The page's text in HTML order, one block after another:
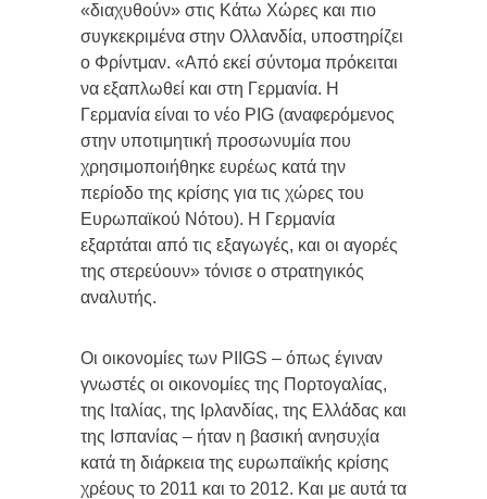
«διαχυθούν» στις Κάτω Χώρες και πιο
συγκεκριμένα στην Ολλανδία, υποστηρίζει
ο Φρίντμαν. «Από εκεί σύντομα πρόκειται
να εξαπλωθεί και στη Γερμανία. Η
Γερμανία είναι το νέο PIG (αναφερόμενος
στην υποτιμητική προσωνυμία που
χρησιμοποιήθηκε ευρέως κατά την
περίοδο της κρίσης για τις χώρες του
Ευρωπαϊκού Νότου). Η Γερμανία
εξαρτάται από τις εξαγωγές, και οι αγορές
της στερεύουν» τόνισε ο στρατηγικός
αναλυτής.
Οι οικονομίες των PIIGS – όπως έγιναν
γνωστές οι οικονομίες της Πορτογαλίας,
της Ιταλίας, της Ιρλανδίας, της Ελλάδας και
της Ισπανίας – ήταν η βασική ανησυχία
κατά τη διάρκεια της ευρωπαϊκής κρίσης
χρέους το 2011 και το 2012. Και με αυτά τα